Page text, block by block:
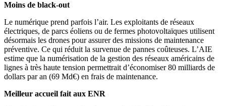
Moins de black-out
Le numérique prend parfois l’air. Les exploitants de réseaux
électriques, de parcs éoliens ou de fermes photovoltaïques utilisent
désormais les drones pour assurer des missions de maintenance
préventive. Ce qui réduit la survenue de pannes coûteuses. L’AIE
estime que la numérisation de la gestion des réseaux américains de
lignes à très haute tension permettrait d’économiser 80 milliards de
dollars par an (69 Md€) en frais de maintenance.
Meilleur accueil fait aux ENR